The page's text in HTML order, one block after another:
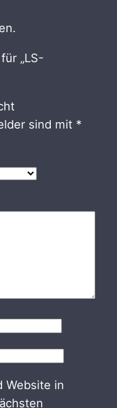
„LS-
sind mit *
Website in